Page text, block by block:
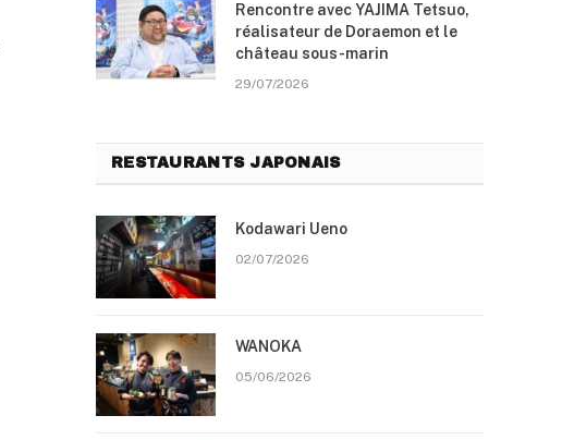
Rencontre avec YAJIMA Tetsuo,
réalisateur de Doraemon et le
château sous-marin
29/07/2026
RESTAURANTS JAPONAIS
Kodawari Ueno
02/07/2026
WANOKA
05/06/2026